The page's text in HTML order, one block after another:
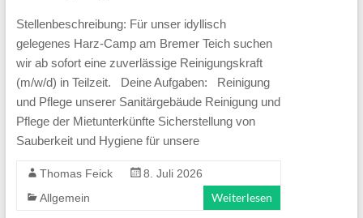
Stellenbeschreibung: Für unser idyllisch
gelegenes Harz-Camp am Bremer Teich suchen
wir ab sofort eine zuverlässige Reinigungskraft
(m/w/d) in Teilzeit. Deine Aufgaben: Reinigung
und Pflege unserer Sanitärgebäude Reinigung und
Pflege der Mietunterkünfte Sicherstellung von
Sauberkeit und Hygiene für unsere
Thomas Feick
8. Juli 2026
Allgemein
Weiterlesen